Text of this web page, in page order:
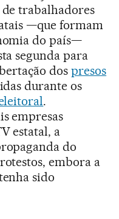
trabalhadores
—que formam
do país—
segunda para
dospresos
durante os
.
empresas
estatal, a
do
embora a
sido